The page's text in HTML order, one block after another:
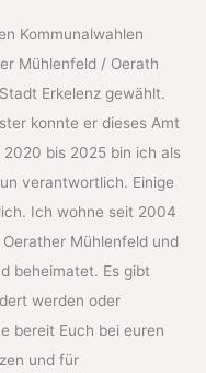
Kommunalwahlen
Mühlenfeld / Oerath
Erkelenz gewählt.
konnte er dieses Amt
2020 bis 2025 bin ich als
verantwortlich. Einige
Ich wohne seit 2004
Mühlenfeld und
beheimatet. Es gibt
werden oder
bereit Euch bei euren
und für